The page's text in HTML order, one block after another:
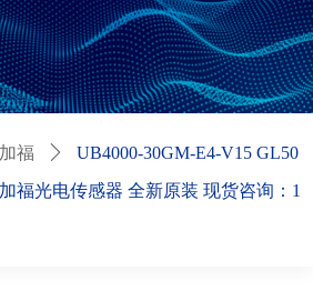
福 ꄲ
UB4000-30GM-E4-V15 GL50
福光电传感器 全新原装 现货咨询：1